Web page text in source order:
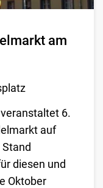
am
6.
auf
diesen und
Oktober